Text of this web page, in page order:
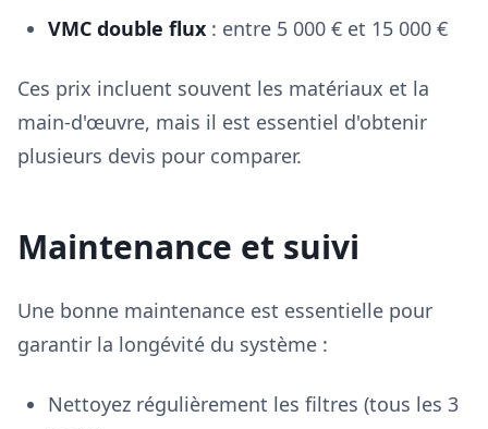
VMC double flux : entre 5 000 € et 15 000 €
Ces prix incluent souvent les matériaux et la
main-d'œuvre, mais il est essentiel d'obtenir
plusieurs devis pour comparer.
Maintenance et suivi
Une bonne maintenance est essentielle pour
garantir la longévité du système :
Nettoyez régulièrement les filtres (tous les 3